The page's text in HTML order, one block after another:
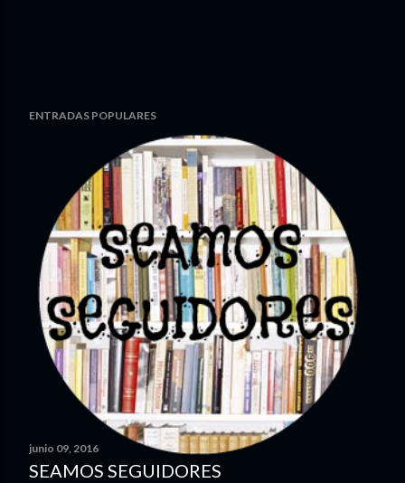
ENTRADAS POPULARES
junio 09, 2016
SEAMOS SEGUIDORES